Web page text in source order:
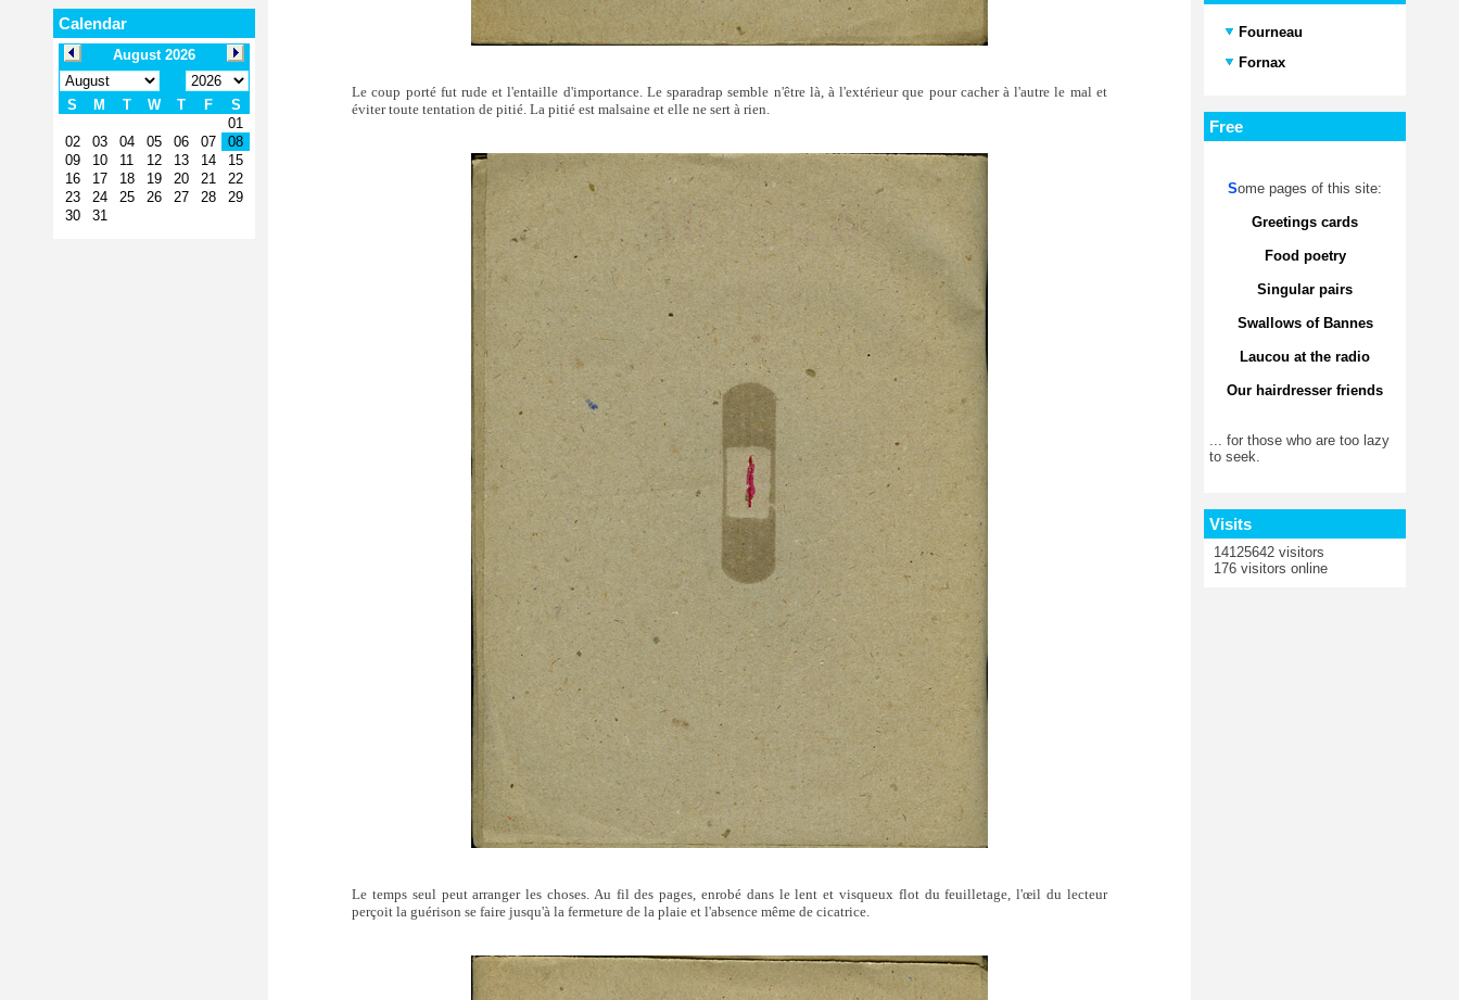
Calendar
Le coup porté fut rude et l'entaille d'importance. Le sparadrap semble n'être là, à l'extérieur que pour cacher à l'autre le mal et
éviter toute tentation de pitié. La pitié est malsaine et elle ne sert à rien.
Le temps seul peut arranger les choses. Au fil des pages, enrobé dans le lent et visqueux flot du feuilletage, l'œil du lecteur
perçoit la guérison se faire jusqu'à la fermeture de la plaie et l'absence même de cicatrice.
Fourneau
Fornax
Free
Some pages of this site:
Greetings cards
Food poetry
Singular pairs
Swallows of Bannes
Laucou at the radio
Our hairdresser friends
... for those who are too lazy
to seek.
Visits
14125642 visitors
176 visitors online